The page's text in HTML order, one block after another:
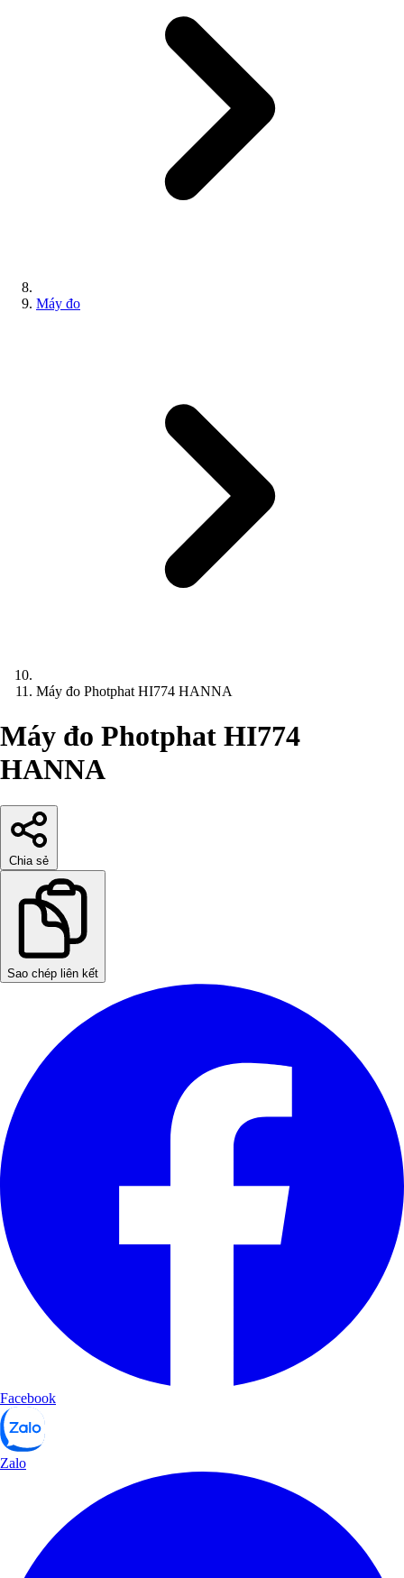
Máy đo
Máy đo Photphat HI774 HANNA
Máy đo Photphat HI774
HANNA
Chia sẻ
Sao chép liên kết
Facebook
Zalo